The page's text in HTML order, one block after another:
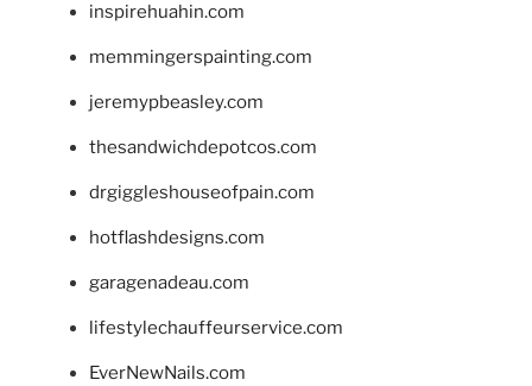
inspirehuahin.com
memmingerspainting.com
jeremypbeasley.com
thesandwichdepotcos.com
drgiggleshouseofpain.com
hotflashdesigns.com
garagenadeau.com
lifestylechauffeurservice.com
EverNewNails.com